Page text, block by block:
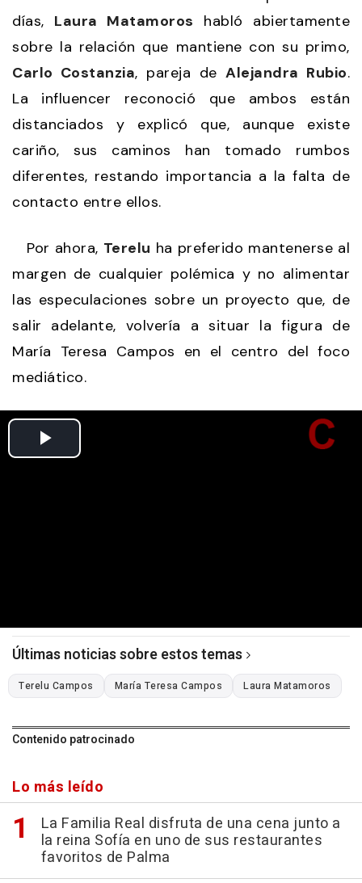
días, Laura Matamoros habló abiertamente
sobre la relación que mantiene con su primo,
Carlo Costanzia, pareja deAlejandra Rubio.
La influencer reconoció que ambos están
distanciados y explicó que, aunque existe
cariño, sus caminos han tomado rumbos
diferentes, restando importancia a la falta de
contacto entre ellos.
Por ahora, Terelu ha preferido mantenerse al
margen de cualquier polémica y no alimentar
las especulaciones sobre un proyecto que, de
salir adelante, volvería a situar la figura de
María Teresa Campos en el centro del foco
mediático.
Últimas noticias sobre estos temas
Terelu Campos María Teresa Campos Laura Matamoros
Contenido patrocinado
Lo más leído
La Familia Real disfruta de una cena junto a
la reina Sofía en uno de sus restaurantes
favoritos de Palma